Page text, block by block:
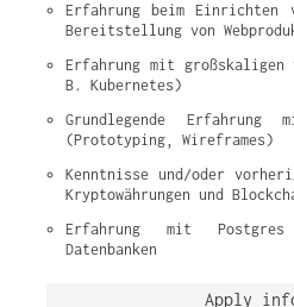
Erfahrung beim Einrichten
Bereitstellung von
Erfahrung mit
B. Kubernetes)
Grundlegende Erfahrung
(Prototyping, Wireframes)
Kenntnisse und/oder
Kryptowährungen und
Erfahrung mit
Datenbanken
Apply